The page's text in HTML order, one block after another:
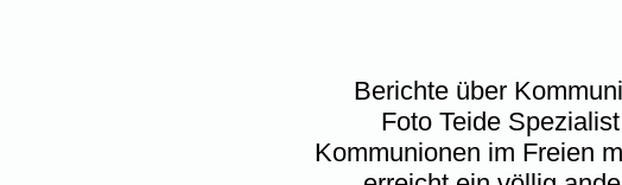
Berichte über
Foto Teide
Kommunionen im Freien